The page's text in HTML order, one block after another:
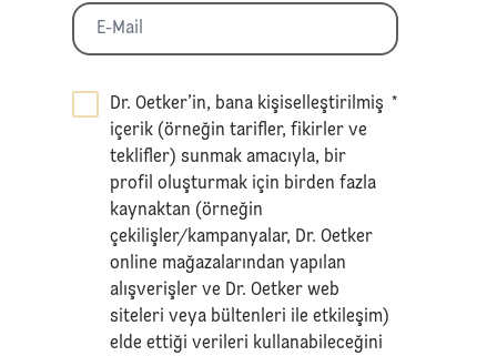
Dr. Oetker’in, bana kişiselleştirilmiş
içerik (örneğin tarifler, fikirler ve
teklifler) sunmak amacıyla, bir
profil oluşturmak için birden fazla
kaynaktan (örneğin
çekilişler/kampanyalar, Dr. Oetker
online mağazalarından yapılan
alışverişler ve Dr. Oetker web
siteleri veya bültenleri ile etkileşim)
elde ettiği verileri kullanabileceğini
*